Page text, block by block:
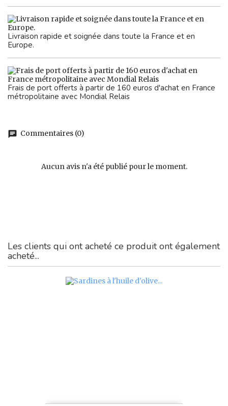
Livraison rapide et soignée dans toute la France et en
Europe.
Frais de port offerts à partir de 160 euros d'achat en France
métropolitaine avec Mondial Relais
chat Commentaires (0)
Aucun avis n'a été publié pour le moment.
Les clients qui ont acheté ce produit ont également
acheté...